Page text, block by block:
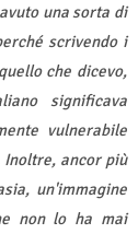
una sorta di
scrivendo i
che dicevo,
significava
vulnerabile
ancor più
un'immagine
non lo ha mai